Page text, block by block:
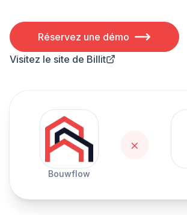
Réservez une démo
Visitez le site de Billit
Bouwflow
×